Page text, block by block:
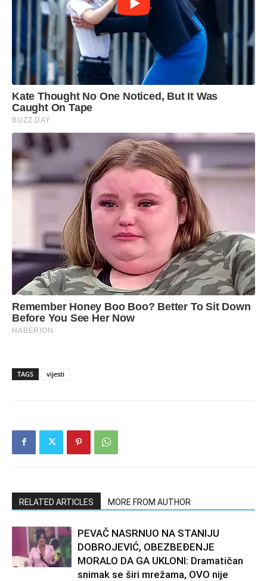
TAGS vijesti
RELATED ARTICLES MORE FROM AUTHOR
PEVAČ NASRNUO NA STANIJU
DOBROJEVIĆ, OBEZBEĐENJE
MORALO DA GA UKLONI: Dramatičan
snimak se širi mrežama, OVO nije